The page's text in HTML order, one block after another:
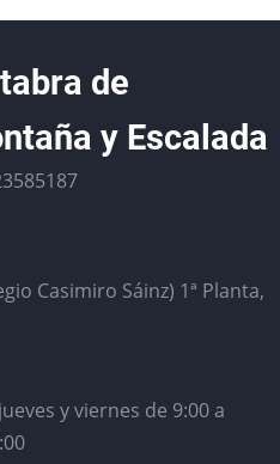
de
y Escalada
Casimiro Sáinz) 1ª Planta,
y viernes de 9:00 a